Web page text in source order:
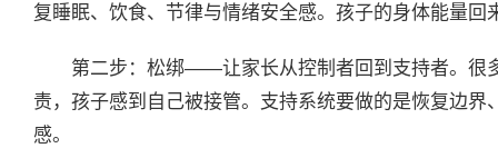
复睡眠、饮食、节律与情绪安全感。孩子的身体能量回
第二步：松绑——让家长从控制者回到支持者。很
责，孩子感到自己被接管。支持系统要做的是恢复边
感。